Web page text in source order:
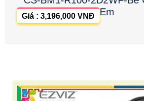
Em
Giá : 3,196,000 VNĐ